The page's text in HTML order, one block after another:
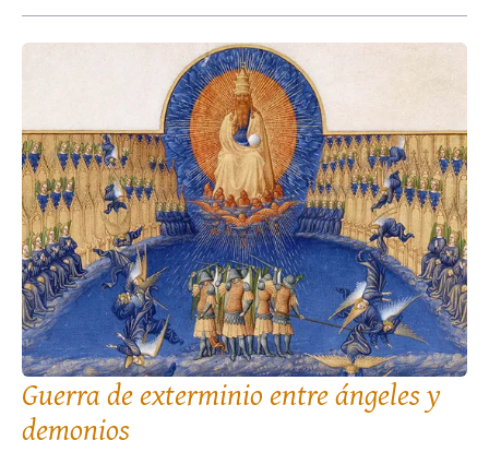
Guerra de exterminio entre ángeles y
demonios